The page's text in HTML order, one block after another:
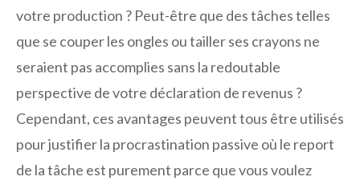
votre production ? Peut-être que des tâches telles
que se couper les ongles ou tailler ses crayons ne
seraient pas accomplies sans la redoutable
perspective de votre déclaration de revenus ?
Cependant, ces avantages peuvent tous être utilisés
pour justifier la procrastination passive où le report
de la tâche est purement parce que vous voulez